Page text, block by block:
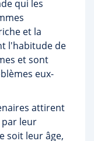
qui les
et la
l'habitude de
et sont
eux-
attirent
par leur
soit leur âge,